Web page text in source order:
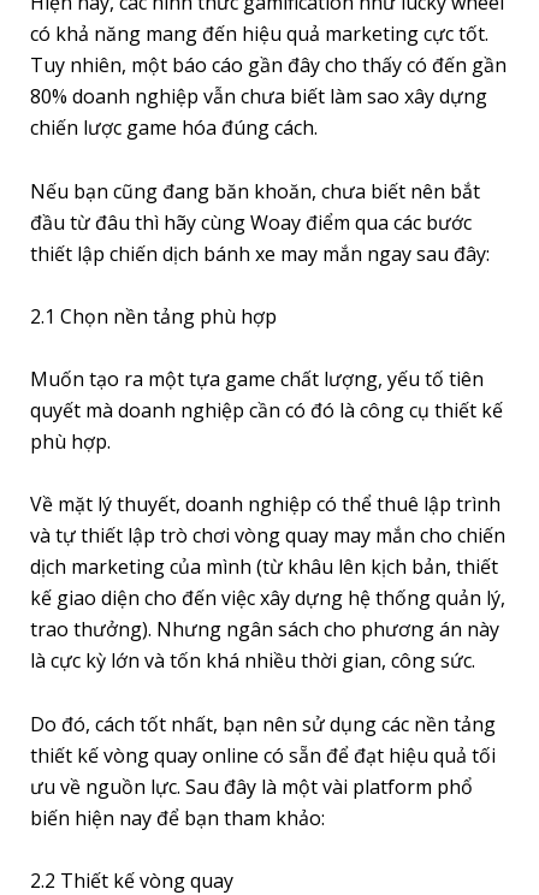
có khả năng mang đến hiệu quả marketing cực tốt.
Tuy nhiên, một báo cáo gần đây cho thấy có đến gần
80% doanh nghiệp vẫn chưa biết làm sao xây dựng
chiến lược game hóa đúng cách.
Nếu bạn cũng đang băn khoăn, chưa biết nên bắt
đầu từ đâu thì hãy cùng Woay điểm qua các bước
thiết lập chiến dịch bánh xe may mắn ngay sau đây:
2.1 Chọn nền tảng phù hợp
Muốn tạo ra một tựa game chất lượng, yếu tố tiên
quyết mà doanh nghiệp cần có đó là công cụ thiết kế
phù hợp.
Về mặt lý thuyết, doanh nghiệp có thể thuê lập trình
và tự thiết lập trò chơi vòng quay may mắn cho chiến
dịch marketing của mình (từ khâu lên kịch bản, thiết
kế giao diện cho đến việc xây dựng hệ thống quản lý,
trao thưởng). Nhưng ngân sách cho phương án này
là cực kỳ lớn và tốn khá nhiều thời gian, công sức.
Do đó, cách tốt nhất, bạn nên sử dụng các nền tảng
thiết kế vòng quay online có sẵn để đạt hiệu quả tối
ưu về nguồn lực. Sau đây là một vài platform phổ
biến hiện nay để bạn tham khảo:
2.2 Thiết kế vòng quay